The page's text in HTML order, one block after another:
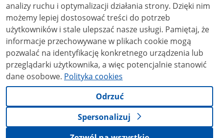
analizy ruchu i optymalizacji działania strony. Dzięki nim
możemy lepiej dostosować treści do potrzeb
użytkowników i stale ulepszać nasze usługi. Pamiętaj, że
informacje przechowywane w plikach cookie mogą
pozwalać na identyfikację konkretnego urządzenia lub
przeglądarki użytkownika, a więc potencjalnie stanowić
dane osobowe. Polityka cookies
Odrzuć
Spersonalizuj